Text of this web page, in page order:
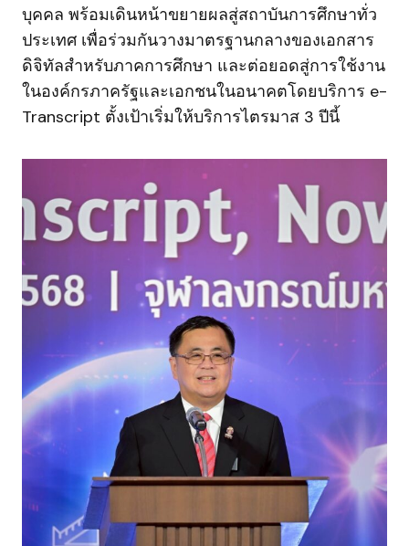
บุคคล พร้อมเดินหน้าขยายผลสู่สถาบันการศึกษาทั่ว
ประเทศ เพื่อร่วมกันวางมาตรฐานกลางของเอกสาร
ดิจิทัลสำหรับภาคการศึกษา และต่อยอดสู่การใช้งาน
ในองค์กรภาครัฐและเอกชนในอนาคตโดยบริการ e-
Transcript ตั้งเป้าเริ่มให้บริการไตรมาส 3 ปีนี้